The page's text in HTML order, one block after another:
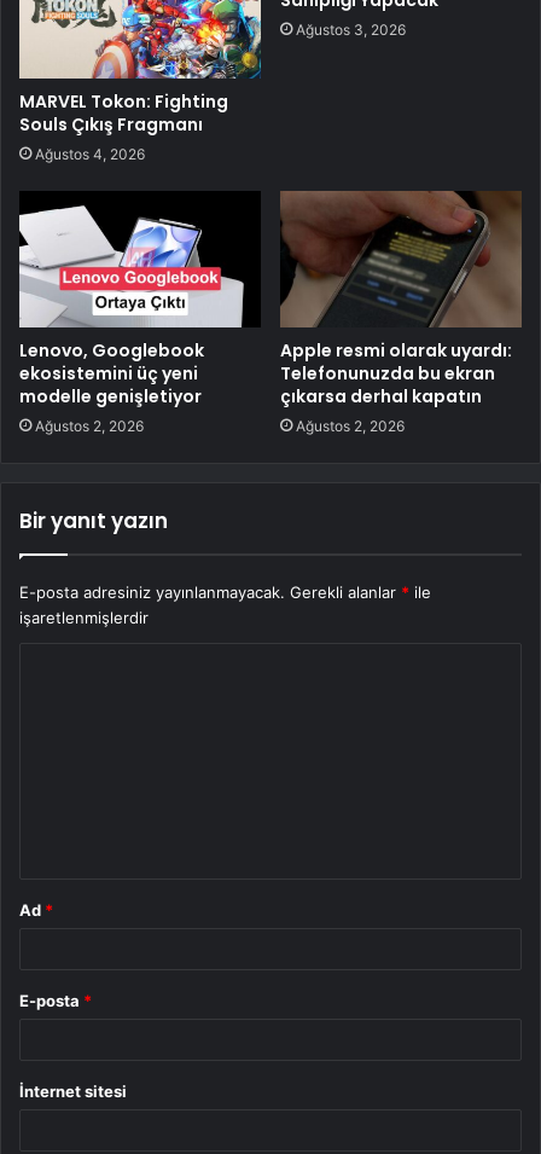
MARVEL Tokon: Fighting
Souls Çıkış Fragmanı
Ağustos 4, 2026
Ağustos 3, 2026
Lenovo, Googlebook
ekosistemini üç yeni
modelle genişletiyor
Ağustos 2, 2026
Apple resmi olarak uyardı:
Telefonunuzda bu ekran
çıkarsa derhal kapatın
Ağustos 2, 2026
Bir yanıt yazın
E-posta adresiniz yayınlanmayacak. Gerekli alanlar * ile
işaretlenmişlerdir
Ad *
E-posta *
İnternet sitesi